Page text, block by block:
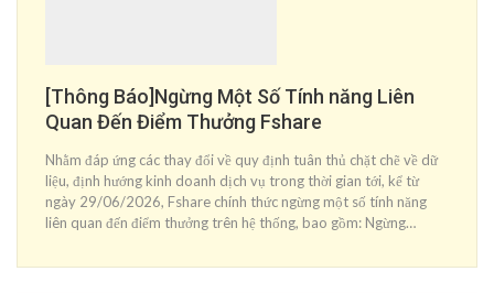
[Thông Báo]Ngừng Một Số Tính năng Liên
Quan Đến Điểm Thưởng Fshare
Nhằm đáp ứng các thay đổi về quy định tuân thủ chặt chẽ về dữ
liệu, định hướng kinh doanh dịch vụ trong thời gian tới, kể từ
ngày 29/06/2026, Fshare chính thức ngừng một số tính năng
liên quan đến điểm thưởng trên hệ thống, bao gồm: Ngừng…